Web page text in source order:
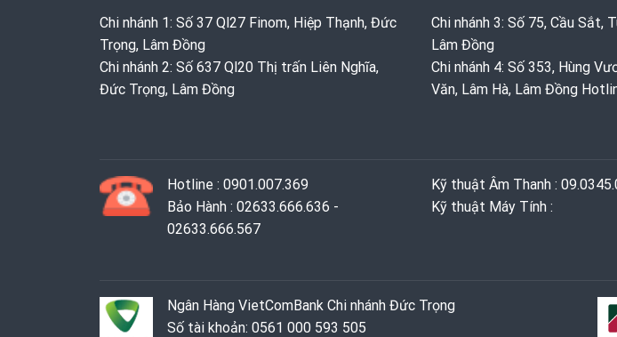
Chi nhánh 1: Số 37 Ql27 Finom, Hiệp Thạnh, Đức
Trọng, Lâm Đồng
Chi nhánh 2: Số 637 Ql20 Thị trấn Liên Nghĩa,
Đức Trọng, Lâm Đồng
Chi nhánh 3: Số 75, Cầu Sắt,
Lâm Đồng
Chi nhánh 4: Số 353, Hùng
Văn, Lâm Hà, Lâm Đồng
Hotline : 0901.007.369
Bảo Hành : 02633.666.636 -
02633.666.567
Kỹ thuật Âm Thanh :
Kỹ thuật Máy Tính :
Ngân Hàng VietComBank Chi nhánh Đức Trọng
Số tài khoản: 0561 000 593 505